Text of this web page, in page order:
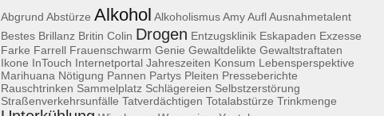
Abgrund Abstürze Alkohol AlkoholismusAmyAuflAusnahmetalent
Bestes Brillanz Britin Colin Drogen Entzugsklinik Eskapaden Exzesse
Farke Farrell Frauenschwarm Genie Gewaltdelikte Gewaltstraftaten
Ikone InTouch Internetportal Jahreszeiten Konsum Lebensperspektive
Marihuana Nötigung Pannen Partys Pleiten Presseberichte
Rauschtrinken Sammelplatz Schlägereien Selbstzerstörung
Straßenverkehrsunfälle Tatverdächtigen Totalabstürze Trinkmenge